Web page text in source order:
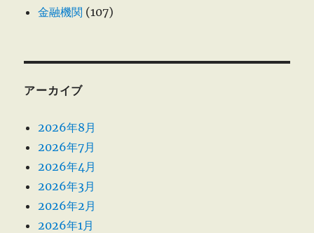
金融機関 (107)
アーカイブ
2026年8月
2026年7月
2026年4月
2026年3月
2026年2月
2026年1月